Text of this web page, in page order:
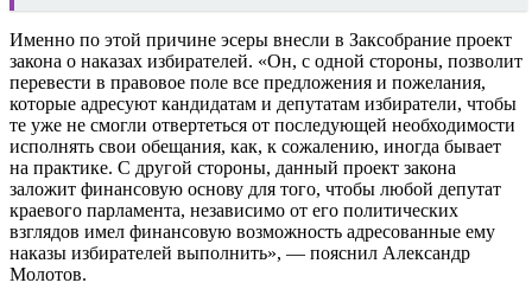
Именно по этой причине эсеры внесли в Заксобрание проект
закона о наказах избирателей. «Он, с одной стороны, позволит
перевести в правовое поле все предложения и пожелания,
которые адресуют кандидатам и депутатам избиратели, чтобы
те уже не смогли отвертеться от последующей необходимости
исполнять свои обещания, как, к сожалению, иногда бывает
на практике. С другой стороны, данный проект закона
заложит финансовую основу для того, чтобы любой депутат
краевого парламента, независимо от его политических
взглядов имел финансовую возможность адресованные ему
наказы избирателей выполнить», — пояснил Александр
Молотов.